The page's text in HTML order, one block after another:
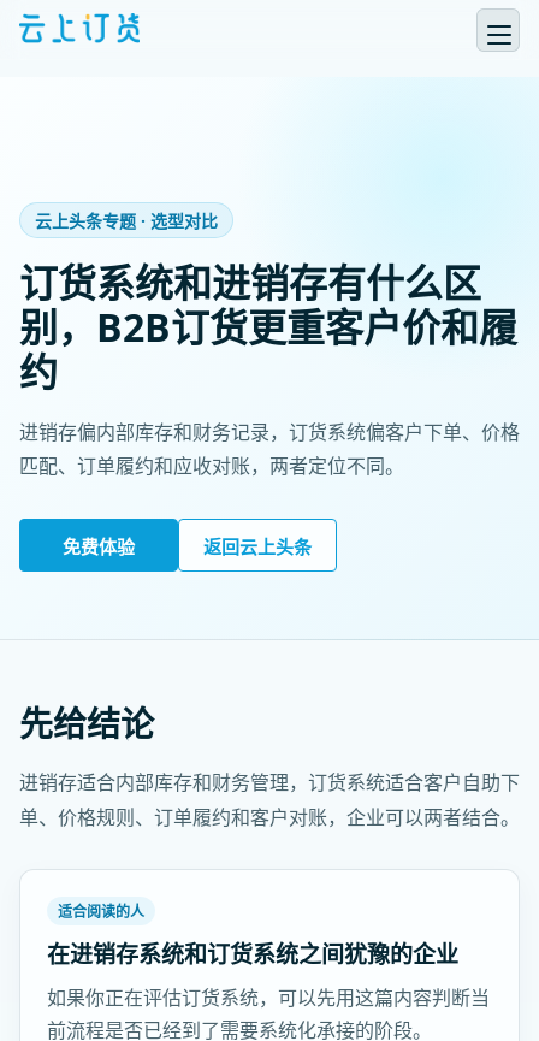
云上头条专题 · 选型对比
订货系统和进销存有什么区
别，B2B订货更重客户价和履
约
进销存偏内部库存和财务记录，订货系统偏客户下单、价格
匹配、订单履约和应收对账，两者定位不同。
免费体验 返回云上头条
先给结论
进销存适合内部库存和财务管理，订货系统适合客户自助下
单、价格规则、订单履约和客户对账，企业可以两者结合。
适合阅读的人
在进销存系统和订货系统之间犹豫的企业
如果你正在评估订货系统，可以先用这篇内容判断当
前流程是否已经到了需要系统化承接的阶段。